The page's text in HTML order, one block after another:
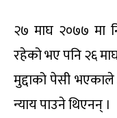
२७ माघ २०७७ मा
रहेको भए पनि २६
मुद्दाको पेसी
न्याय पाउने थिएनन् ।